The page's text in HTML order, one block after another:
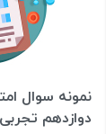
نمونه سوال
دوازدهم تجربی